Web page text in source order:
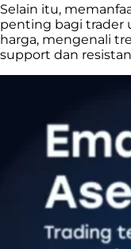
Selain itu,
penting bagi trader
harga, mengenali
support dan